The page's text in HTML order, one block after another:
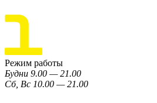
Режим работы
Будни 9.00 — 21.00
Сб, Вс 10.00 — 21.00